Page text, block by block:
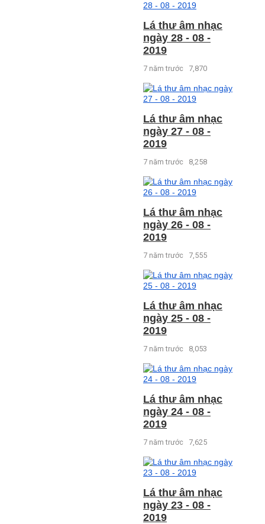
Lá thư âm nhạc
ngày 28 - 08 -
2019
7 năm trước 7,870
Lá thư âm nhạc
ngày 27 - 08 -
2019
7 năm trước 8,258
Lá thư âm nhạc
ngày 26 - 08 -
2019
7 năm trước 7,555
Lá thư âm nhạc
ngày 25 - 08 -
2019
7 năm trước 8,053
Lá thư âm nhạc
ngày 24 - 08 -
2019
7 năm trước 7,625
Lá thư âm nhạc
ngày 23 - 08 -
2019